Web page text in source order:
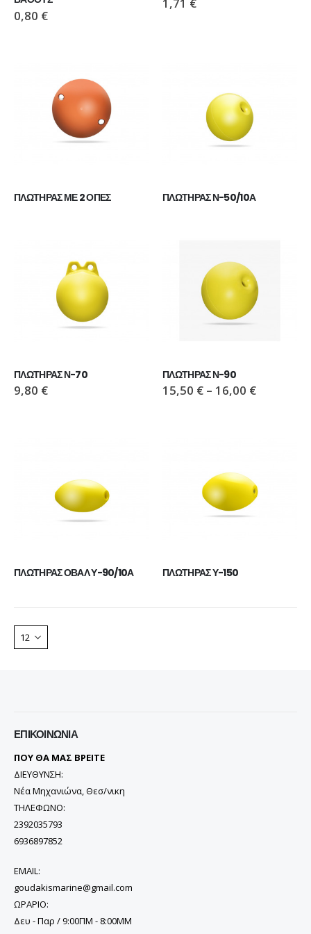
0,80 €
ΠΛΩΤΗΡΑΣ ΜΕ 2 ΟΠΕΣ ΠΛΩΤΗΡΑΣ Ν-50/10Α
ΠΛΩΤΗΡΑΣ Ν-70
9,80 €
ΠΛΩΤΗΡΑΣ Ν-90
15,50 € – 16,00 €
ΠΛΩΤΗΡΑΣ ΟΒΑΛ Υ-90/10Α ΠΛΩΤΗΡΑΣ Υ-150
ΕΠΙΚΟΙΝΩΝΊΑ
ΠΟΥ ΘΑ ΜΑΣ ΒΡΕΙΤΕ
ΔΙΕΥΘΥΝΣΗ:
Νέα Μηχανιώνα, Θεσ/νικη
ΤΗΛΕΦΩΝΟ:
2392035793
6936897852
EMAIL:
goudakismarine@gmail.com
ΩΡΑΡΙΟ:
Δευ - Παρ / 9:00ΠΜ - 8:00ΜΜ